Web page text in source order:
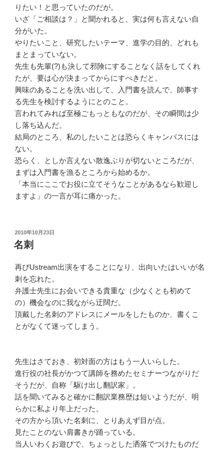
りたい！と思っていたのだが。
いざ「ご相談は？」と聞かれると、実は何も言えない自
分がいた。
やりたいこと、研究したいテーマ、進学の目的、どれも
まとまっていない。
先生も先輩(?)も決して邪険にすることなく話をしてくれ
たが、要は心が決まってからにすべきだと。
興味のあることを洗い出して、入門書を読んで、師事す
る先生を検討するようにとのこと。
言われてみれば至極ごもっともなのだが、その瞬間は少
し落ち込んだ。
結局のところ、私のしたいことは恐らくキャンパスには
ない。
恐らく、としか言えない散逸ぶりが切ないところだが、
まずは入門書を漁るところから始めるか。
「本当にここでお役に立てそうなことがあるなら歓迎し
ますよ」の一言が耳に痛かった。
投
稿
日:
2010年10月23日
名刺
再びUstream出演をすることになり、出向いたはいいが名
刺を忘れた。
弁護士先生にお会いできる貴重な（少なくとも初めて
の）機会なのに我ながら迂闊だ。
頂戴した名刺のアドレスにメールをしたものか、書くこ
とがなくて迷ってしまう。
先生はさておき、初対面の方はもう一人いらした。
進行役の社長がかつて講師を務めたセミナーつながりだ
そうだが、自称「駆け出し翻訳家」。
話を聞いてみると確かに翻訳業務歴は短いようだが、明
らかに私より年上だった。
その方から頂いた名刺に、とりあえず目が点。
見たことのない肩書きが踊っている。
当人いわくお遊びで、ちょっとした洒落でつけたものだ